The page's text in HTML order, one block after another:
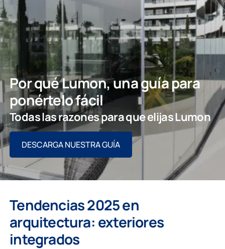
Por qué Lumon, una guía para
ponértelo fácil
Todas las razones para que elijas Lumon
DESCARGA NUESTRA GUÍA
Tendencias 2025 en
arquitectura: exteriores
integrados